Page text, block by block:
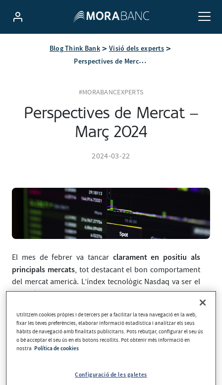
Blog Think Bank Visió dels experts
Perspectives de Mercat – Març 2024
#MORABANCEXPERTS
Perspectives de Mercat –
Març 2024
2024-03-22
El mes de febrer va tancar clarament en positiu als
principals mercats, tot destacant el bon comportament
del mercat americà. L’índex tecnològic Nasdaq va ser el
que més va pujar, un 6,12%, i l’S&P 500 es va quedar una
mica per sota tot i que va pujar més d’un 5%. Des
d’Europa les borses també van pujar amb força i
l’Eurostoxx va pujar quasi un 5% gràcies al bon
comportament d’Itàlia. Des d’Àsia el mes de febrer
novament va destacar pel bon comportament de la
portaria més d’un 16% de l’any.
Utilitzem cookies pròpies i de tercers per a facilitar la teva navegació en la web,
fixar les teves preferències, elaborar informació estadística i analitzar els seus
hàbits de navegació amb finalitats publicitaris. Pots rebutjar, configurar el seu ús
o bé acceptar el seu ús en els botons recollits. Pot obtenir més informació en
nostra Política de cookies
Configuració de les galetes